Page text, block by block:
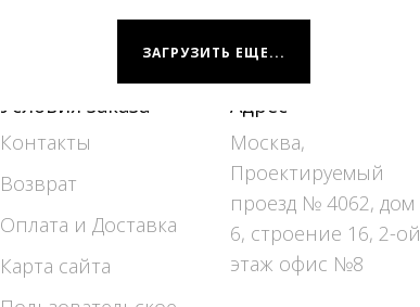
ЗАГРУЗИТЬ ЕЩЕ...
Условия заказа
Контакты
Возврат
Оплата и Доставка
Карта сайта
Адрес
Москва,
Проектируемый
проезд № 4062, дом
6, строение 16, 2-ой
этаж офис №8